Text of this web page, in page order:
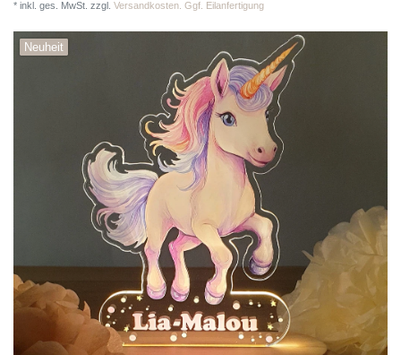
* inkl. ges. MwSt. zzgl. Versandkosten. Ggf. Eilanfertigung
Neuheit